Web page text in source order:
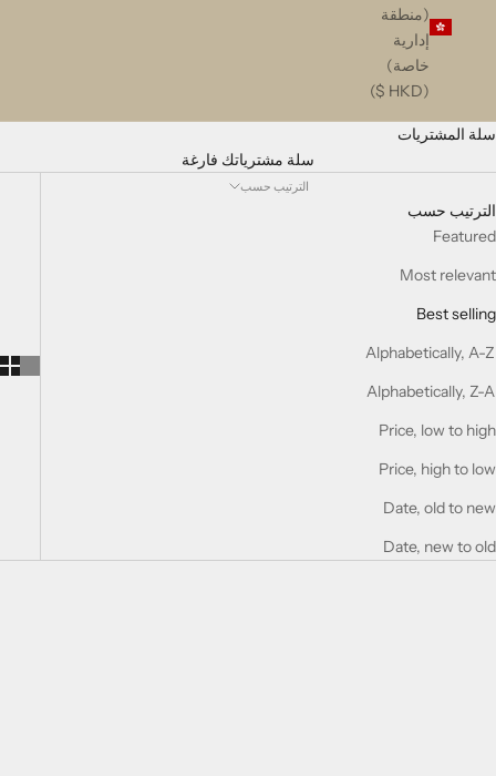
(منطقة
إدارية
خاصة)
(HKD $)
سلة المشتريات
سلة مشترياتك فارغة
الترتيب حسب
الترتيب حسب
Featured
Most relevant
Best selling
Alphabetically, A-Z
Alphabetically, Z-A
Price, low to high
Price, high to low
Date, old to new
Date, new to old